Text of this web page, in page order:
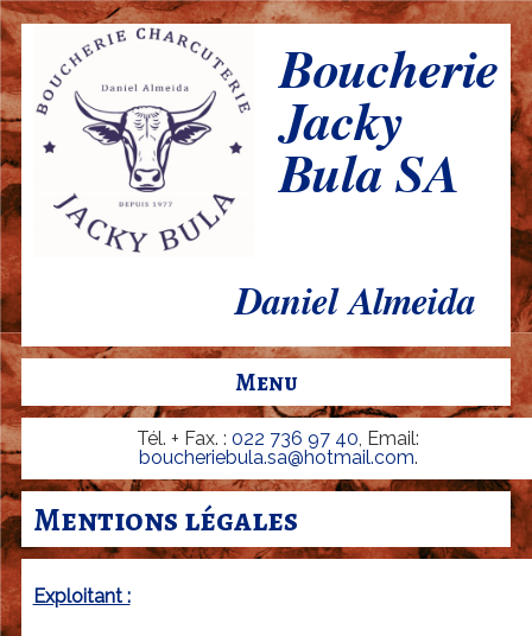
Aller
contenu
principal
o
u
c
h
e
-
h
a
r
c
Boucherie
Jacky
Bula SA
Daniel Almeida
Menu
Tél. + Fax. : 022 736 97 40, Email:
boucheriebula.sa@hotmail.com.
Mentions légales
Exploitant :